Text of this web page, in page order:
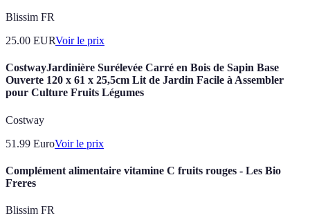
Blissim FR
25.00 EURVoir le prix
CostwayJardinière Surélevée Carré en Bois de Sapin Base
Ouverte 120 x 61 x 25,5cm Lit de Jardin Facile à Assembler
pour Culture Fruits Légumes
Costway
51.99 EuroVoir le prix
Complément alimentaire vitamine C fruits rouges - Les Bio
Freres
Blissim FR